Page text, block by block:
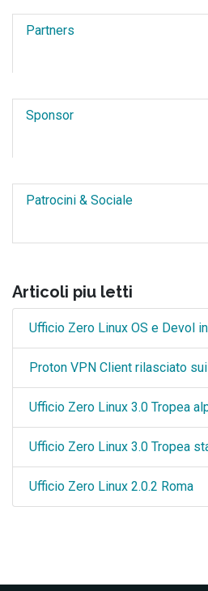
Partners
Sponsor
Patrocini & Sociale
Articoli piu letti
Ufficio Zero Linux OS e Devol
Proton VPN Client rilasciato
Ufficio Zero Linux 3.0 Tropea
Ufficio Zero Linux 3.0 Tropea
Ufficio Zero Linux 2.0.2 Roma